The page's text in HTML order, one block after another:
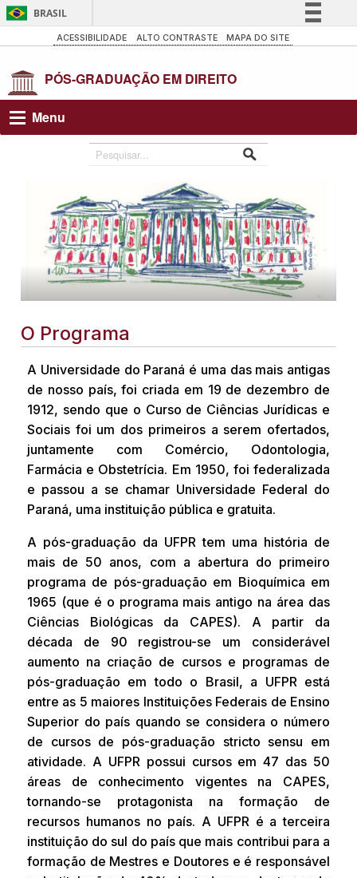
BRASIL
Simplifique!
Participe
Legislação
Canais
ACESSIBILIDADE ALTO CONTRASTE MAPA DO SITE
Menu
O Programa
A Universidade do Paraná é uma das mais antigas
de nosso país, foi criada em 19 de dezembro de
1912, sendo que o Curso de Ciências Jurídicas e
Sociais foi um dos primeiros a serem ofertados,
juntamente com Comércio, Odontologia,
Farmácia e Obstetrícia. Em 1950, foi federalizada
e passou a se chamar Universidade Federal do
Paraná, uma instituição pública e gratuita.
A pós-graduação da UFPR tem uma história de
mais de 50 anos, com a abertura do primeiro
programa de pós-graduação em Bioquímica em
1965 (que é o programa mais antigo na área das
Ciências Biológicas da CAPES). A partir da
década de 90 registrou-se um considerável
aumento na criação de cursos e programas de
pós-graduação em todo o Brasil, a UFPR está
entre as 5 maiores Instituições Federais de Ensino
Superior do país quando se considera o número
de cursos de pós-graduação stricto sensu em
atividade. A UFPR possui cursos em 47 das 50
áreas de conhecimento vigentes na CAPES,
tornando-se protagonista na formação de
recursos humanos no país. A UFPR é a terceira
instituição do sul do país que mais contribui para a
formação de Mestres e Doutores e é responsável